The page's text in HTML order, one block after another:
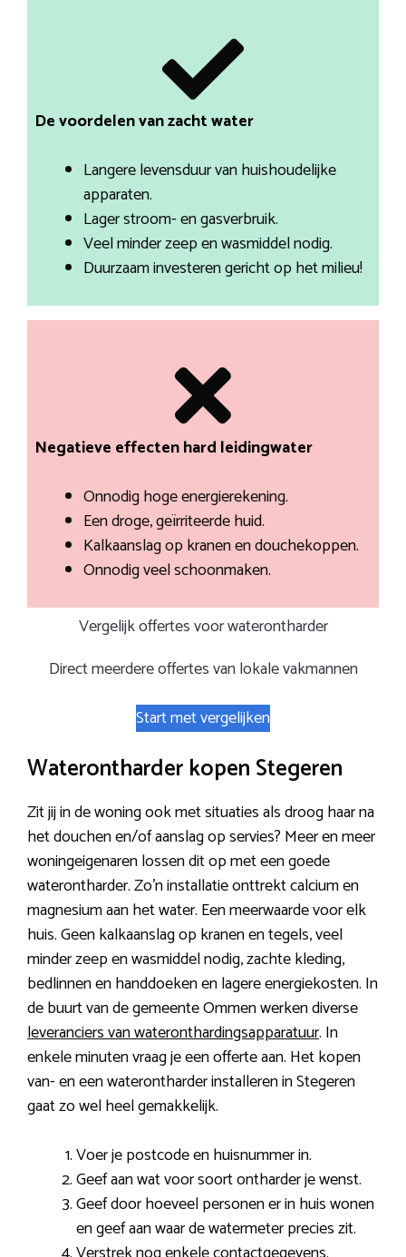
De voordelen van zacht water
Langere levensduur van huishoudelijke
apparaten.
Lager stroom- en gasverbruik.
Veel minder zeep en wasmiddel nodig.
Duurzaam investeren gericht op het milieu!
Negatieve effecten hard leidingwater
Onnodig hoge energierekening.
Een droge, geïrriteerde huid.
Kalkaanslag op kranen en douchekoppen.
Onnodig veel schoonmaken.
Vergelijk offertes voor waterontharder
Direct meerdere offertes van lokale vakmannen
Start met vergelijken
Waterontharder kopen Stegeren
Zit jij in de woning ook met situaties als droog haar na
het douchen en/of aanslag op servies? Meer en meer
woningeigenaren lossen dit op met een goede
waterontharder. Zo’n installatie onttrekt calcium en
magnesium aan het water. Een meerwaarde voor elk
huis. Geen kalkaanslag op kranen en tegels, veel
minder zeep en wasmiddel nodig, zachte kleding,
bedlinnen en handdoeken en lagere energiekosten. In
de buurt van de gemeente Ommen werken diverse
leveranciers van wateronthardingsapparatuur. In
enkele minuten vraag je een offerte aan. Het kopen
van- en een waterontharder installeren in Stegeren
gaat zo wel heel gemakkelijk.
Voer je postcode en huisnummer in.
Geef aan wat voor soort ontharder je wenst.
Geef door hoeveel personen er in huis wonen
en geef aan waar de watermeter precies zit.